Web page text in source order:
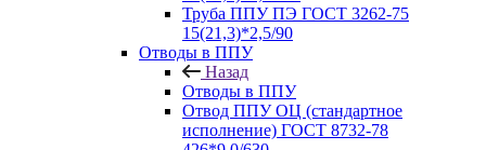
Труба ППУ ПЭ ГОСТ 3262-75
15(21,3)*2,5/90
Отводы в ППУ
Назад
Отводы в ППУ
Отвод ППУ ОЦ (стандартное
исполнение) ГОСТ 8732-78